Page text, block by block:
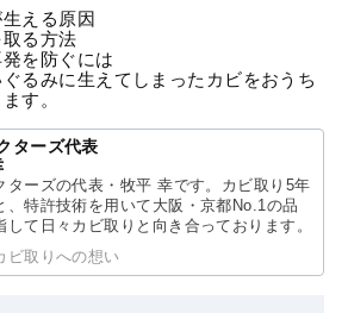
える原因
る方法
を防ぐには
るみに生えてしまったカビをおうち
す。
ターズ代表
ターズの代表・牧平 幸です。カビ取り5年
、特許技術を用いて大阪・京都No.1の品
して日々カビ取りと向き合っております。
ビ取りへの想い